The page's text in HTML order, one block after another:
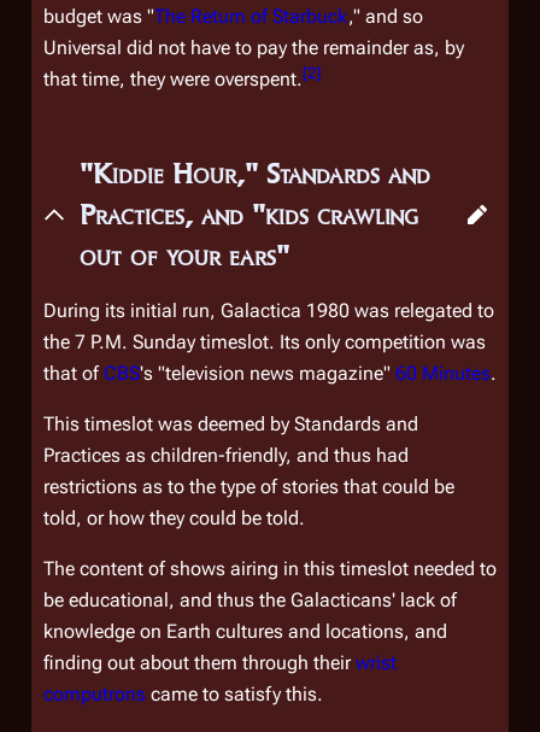
budget was "The Return of Starbuck," and so
Universal did not have to pay the remainder as, by
that time, they were overspent.[2]
"Kiddie Hour," Standards and
Practices, and "kids crawling
out of your ears"
During its initial run, Galactica 1980 was relegated to
the 7 P.M. Sunday timeslot. Its only competition was
that of CBS's "television news magazine" 60 Minutes.
This timeslot was deemed by Standards and
Practices as children-friendly, and thus had
restrictions as to the type of stories that could be
told, or how they could be told.
The content of shows airing in this timeslot needed to
be educational, and thus the Galacticans' lack of
knowledge on Earth cultures and locations, and
finding out about them through theirwrist
computrons came to satisfy this.